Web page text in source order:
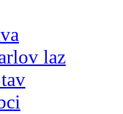
laz